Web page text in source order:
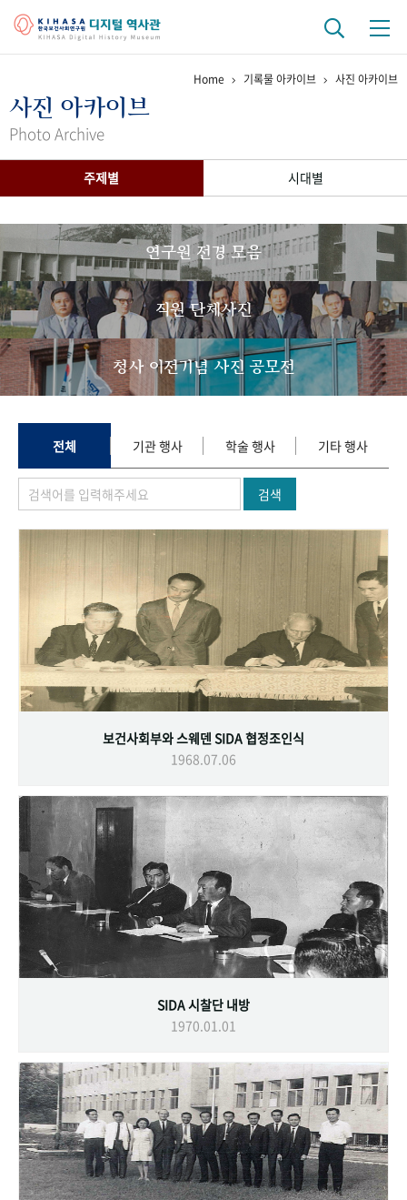
걸어온 길 기관 변천사
간행물 변천사
기록물 아카이브
사진 아카이브 문서 기록물 행정박물 영상 기록물
50+1 주년 기념
성과 50선 숫자로 보는 50년
세계와 함께 한 KIHASA
VR 역사관
Home 기록물 아카이브 사진 아카이브
사진 아카이브
Photo Archive
주제별 시대별
연구원 전경 모음
직원 단체사진
청사 이전기념 사진 공모전
전체 기관 행사 학술 행사 기타 행사
검색
보건사회부와 스웨덴 SIDA 협정조인식
1968.07.06
SIDA 시찰단 내방
1970.01.01